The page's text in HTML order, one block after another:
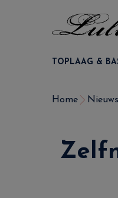
TOPLAAG &
Home Nieuws